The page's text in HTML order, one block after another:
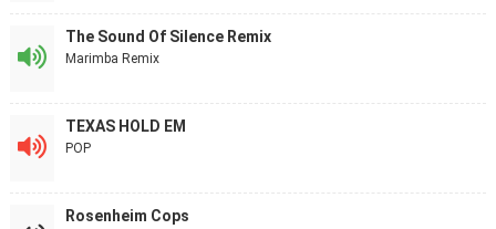
The Sound Of Silence Remix
Marimba Remix
TEXAS HOLD EM
POP
Rosenheim Cops